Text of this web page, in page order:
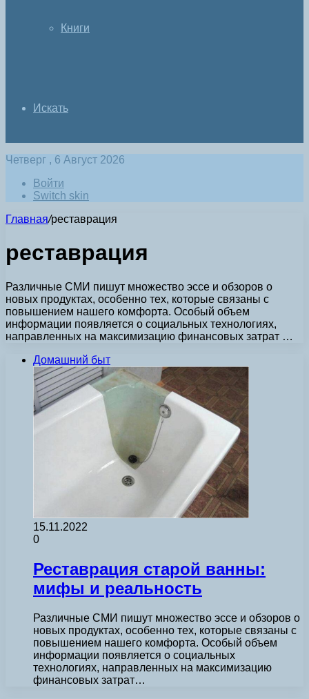
Книги
Искать
Четверг , 6 Август 2026
Войти
Switch skin
Главная/реставрация
реставрация
Различные СМИ пишут множество эссе и обзоров о
новых продуктах, особенно тех, которые связаны с
повышением нашего комфорта. Особый объем
информации появляется о социальных технологиях,
направленных на максимизацию финансовых затрат …
Домашний быт
15.11.2022
0
Реставрация старой ванны:
мифы и реальность
Различные СМИ пишут множество эссе и обзоров о
новых продуктах, особенно тех, которые связаны с
повышением нашего комфорта. Особый объем
информации появляется о социальных
технологиях, направленных на максимизацию
финансовых затрат…